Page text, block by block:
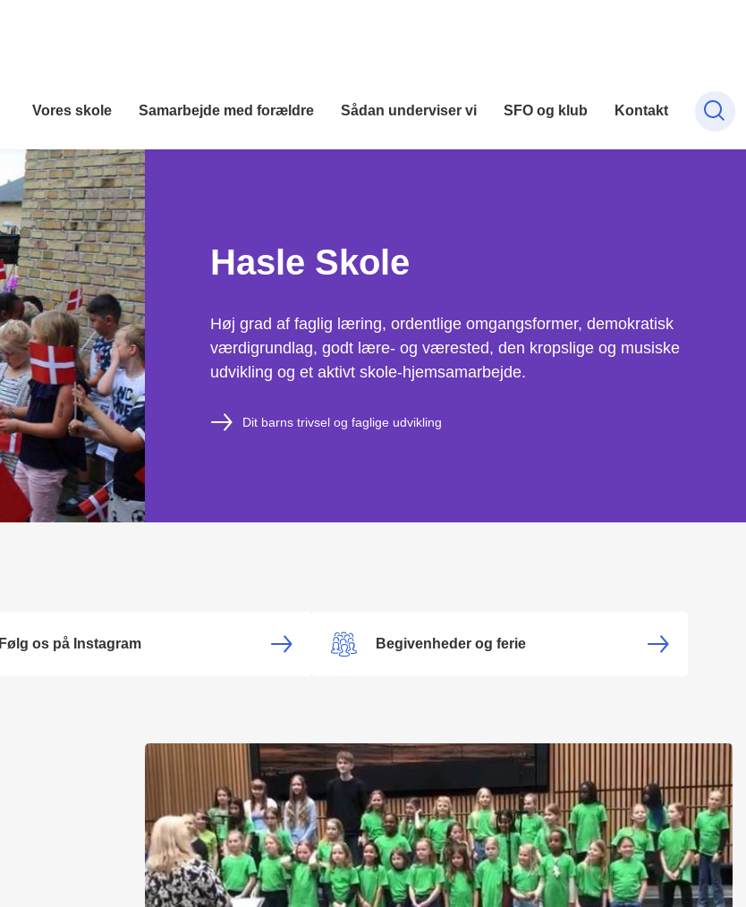
Vores skole Samarbejde med forældre Sådan underviser vi SFO og klub Kontakt
Hasle Skole
Høj grad af faglig læring, ordentlige omgangsformer, demokratisk
værdigrundlag, godt lære- og værested, den kropslige og musiske
udvikling og et aktivt skole-hjemsamarbejde.
Dit barns trivsel og faglige udvikling
Følg os på Instagram Begivenheder og ferie